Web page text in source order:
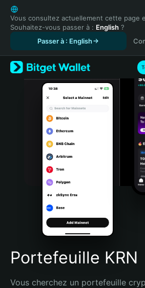
English
日本語
Tiếng Việt
Español (Latinoamérica)
Türkçe
Italiano
Português (Portugal)
Bahasa Indonesia
Português (Brasil)
Español (Argentina)
Vous consultez actuellement cette page
Souhaitez-vous passer à : English ?
Passer à : English
Portefeuille KRN
Vous cherchez un portefeuille